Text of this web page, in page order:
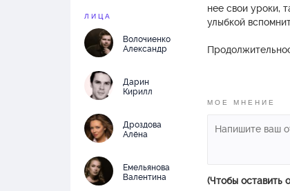
ЛИЦА
Волочиенко
Александр
Дарин
Кирилл
Дроздова
Алёна
Емельянова
Валентина
нее свои уроки,
улыбкой
МОЕ МНЕНИЕ
(Чтобы оставить